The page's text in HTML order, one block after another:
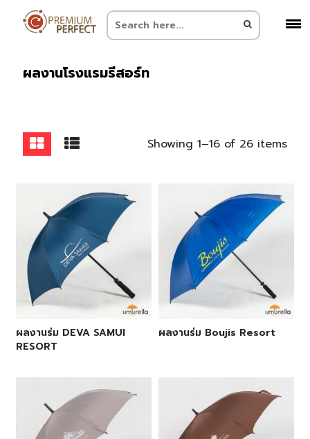
ผลงานโรงแรมรีสอร์ท
Showing 1–16 of 26 items
ผลงานร่ม DEVA SAMUI
RESORT
ผลงานร่ม Boujis Resort